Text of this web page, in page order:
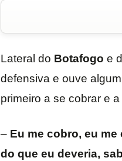
Lateral do Botafogo e
defensiva e ouve
primeiro a se cobrar e a
– Eu me cobro, eu
do que eu deveria,